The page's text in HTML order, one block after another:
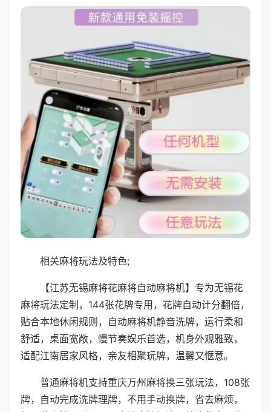
相关麻将玩法及特色;
【江苏无锡麻将花麻将自动麻将机】专为无锡花
麻将玩法定制，144张花牌专用，花牌自动计分翻倍，
贴合本地休闲规则，自动麻将机静音洗牌，运行柔和
舒适，桌面宽敞，慢节奏娱乐首选，机身外观雅致，
适配江南居家风格，亲友相聚玩牌，温馨又惬意。
普通麻将机支持重庆万州麻将换三张玩法，108张
牌，自动完成洗牌理牌，不用手动换牌，省去麻烦，